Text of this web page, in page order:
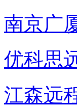
南京广
优科思
江森远